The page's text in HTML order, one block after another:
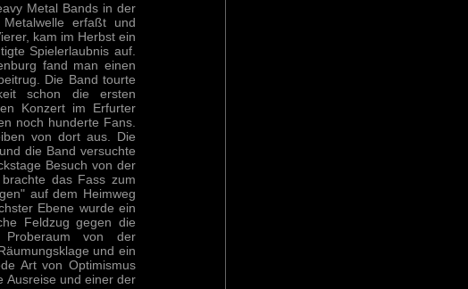
Metal Bands in der
erfaßt und
kam im Herbst ein
Spielerlaubnis auf.
fand man einen
Die Band tourte
schon die ersten
Konzert im Erfurter
noch hunderte Fans.
von dort aus. Die
die Band versuchte
Besuch von der
das Fass zum
auf dem Heimweg
Ebene wurde ein
Feldzug gegen die
von der
und ein
Art von Optimismus
Ausreise und einer der